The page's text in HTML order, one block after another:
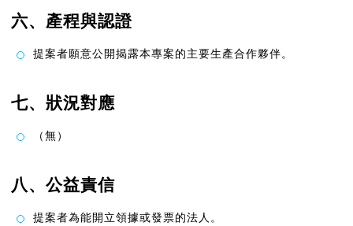
六、產程與認證
提案者願意公開揭露本專案的主要生產合作夥伴。
七、狀況對應
（無）
八、公益責信
提案者為能開立領據或發票的法人。